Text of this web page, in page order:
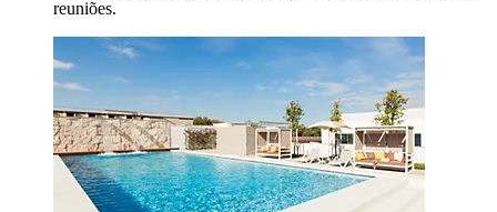
reuniões.